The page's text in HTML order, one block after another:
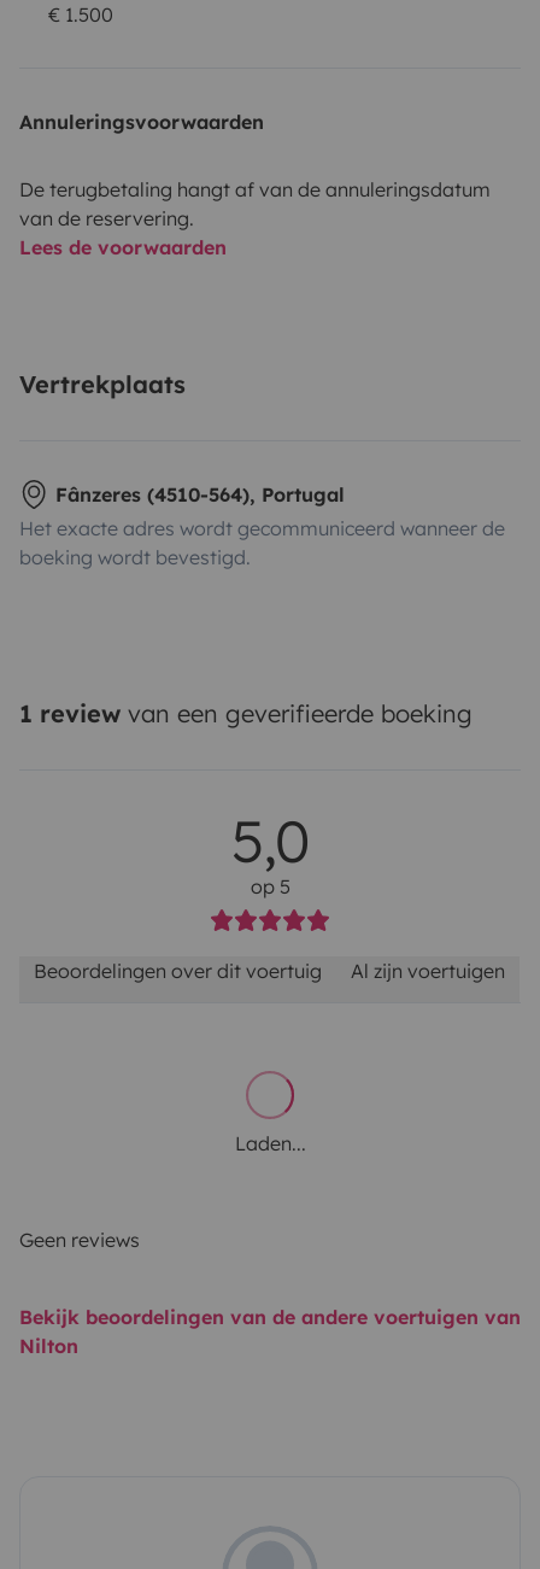
€ 1.500
Annuleringsvoorwaarden
De terugbetaling hangt af van de annuleringsdatum
van de reservering.
Lees de voorwaarden
Vertrekplaats
Fânzeres (4510-564), Portugal
Het exacte adres wordt gecommuniceerd wanneer de
boeking wordt bevestigd.
1 review van een geverifieerde boeking
5,0
op 5
Beoordelingen over dit voertuig Al zijn voertuigen
Laden...
Geen reviews
Bekijk beoordelingen van de andere voertuigen van
Nilton